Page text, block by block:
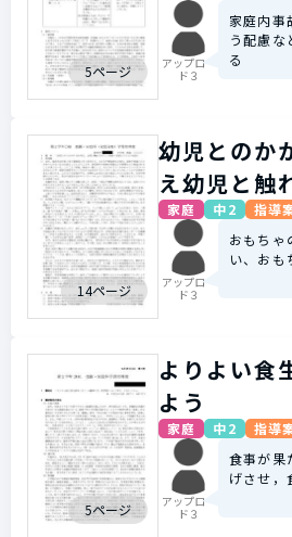
5ページ
アップロー
ド３
家庭内事
う配慮な
る
14ページ
幼児とのか
え幼児と触
家庭 中2 指導
アップロー
ド３
おもちゃ
い、おも
5ページ
よりよい食
よう
家庭 中2 指導
アップロー
ド３
食事が果
げさせ，